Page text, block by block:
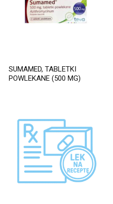
SUMAMED, TABLETKI
POWLEKANE (500 MG)